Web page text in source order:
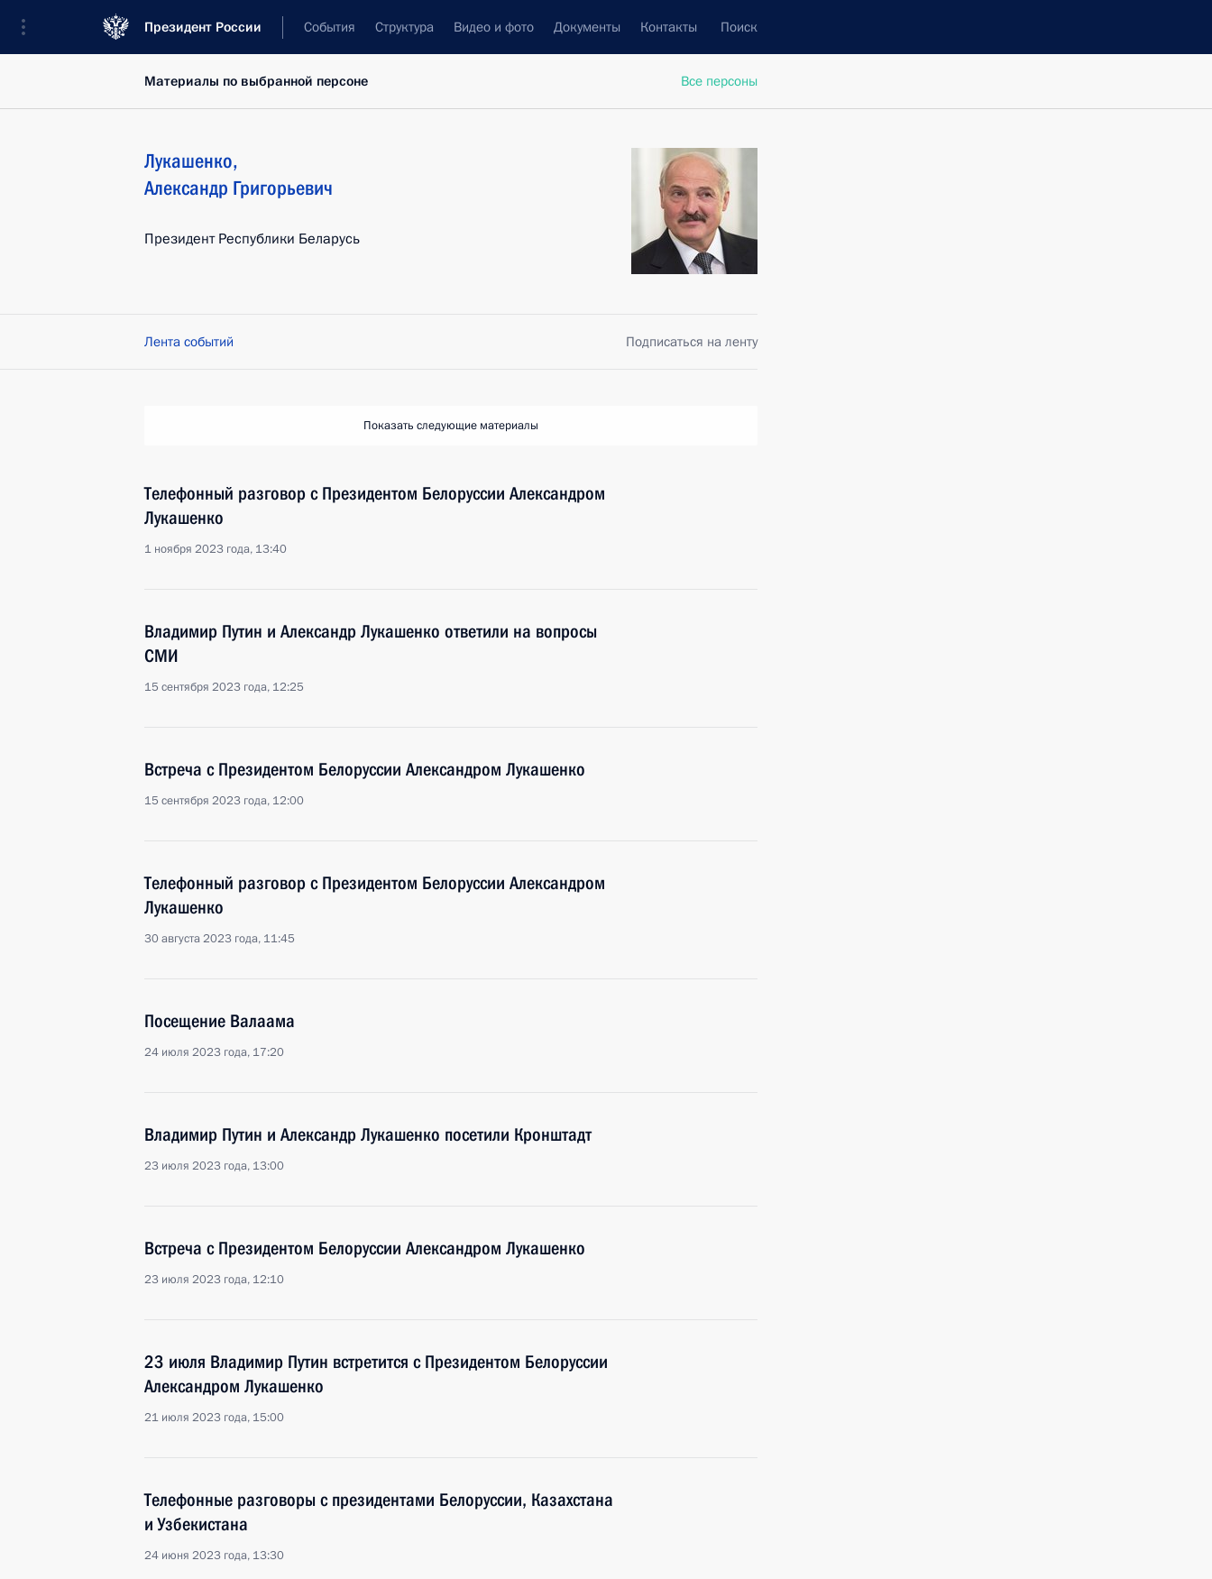
Президент России События Структура Видео и фото Документы Контакты Поиск
Все персоны
Материалы по выбранной персоне
Лукашенко,
Александр Григорьевич
Президент Республики Беларусь
Лента событий Подписаться на ленту
Показать следующие материалы
Телефонный разговор с Президентом Белоруссии Александром
Лукашенко
1 ноября 2023 года, 13:40
Владимир Путин и Александр Лукашенко ответили на вопросы
СМИ
15 сентября 2023 года, 12:25
Встреча с Президентом Белоруссии Александром Лукашенко
15 сентября 2023 года, 12:00
Телефонный разговор с Президентом Белоруссии Александром
Лукашенко
30 августа 2023 года, 11:45
Посещение Валаама
24 июля 2023 года, 17:20
Владимир Путин и Александр Лукашенко посетили Кронштадт
23 июля 2023 года, 13:00
Встреча с Президентом Белоруссии Александром Лукашенко
23 июля 2023 года, 12:10
23 июля Владимир Путин встретится с Президентом Белоруссии
Александром Лукашенко
21 июля 2023 года, 15:00
Телефонные разговоры с президентами Белоруссии, Казахстана
и Узбекистана
24 июня 2023 года, 13:30